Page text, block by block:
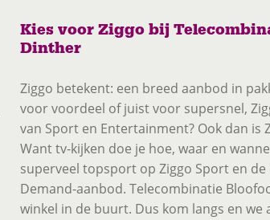
Kies voor Ziggo bij
Dinther
Ziggo betekent: een breed aanbod in
voor voordeel of juist voor supersnel,
van Sport en Entertainment? Ook dan is
Want tv-kijken doe je hoe, waar en
superveel topsport op Ziggo Sport en
Demand-aanbod. Telecombinatie
winkel in de buurt. Dus kom langs en